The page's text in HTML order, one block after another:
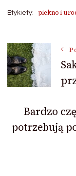
Etykiety: piekno i
wpisu
Bardzo
potrzebują